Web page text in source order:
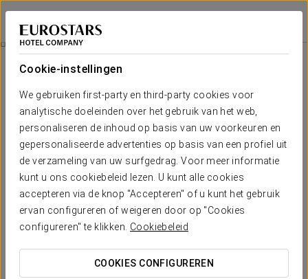
Cookie-instellingen
We gebruiken first-party en third-party cookies voor
analytische doeleinden over het gebruik van het web,
personaliseren de inhoud op basis van uw voorkeuren en
gepersonaliseerde advertenties op basis van een profiel uit
de verzameling van uw surfgedrag. Voor meer informatie
kunt u ons cookiebeleid lezen. U kunt alle cookies
accepteren via de knop "Accepteren" of u kunt het gebruik
ervan configureren of weigeren door op "Cookies
configureren" te klikken. Cookiebeleid
COOKIES CONFIGUREREN
Crisol Mozart
NICE
Ontbijt